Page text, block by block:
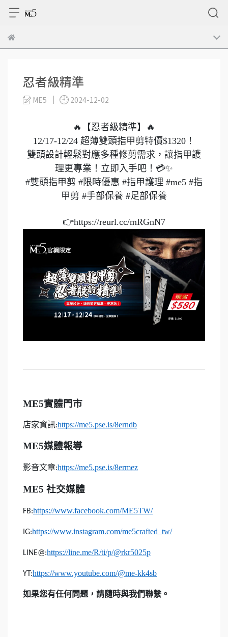
忍者級精準
ME5 2024-12-02
🔥【忍者級精準】🔥
12/17-12/24 超薄雙頭指甲剪特價$1320！
雙頭設計輕鬆對應多種修剪需求，讓指甲護
理更專業！立即入手吧！💳✨
#雙頭指甲剪 #限時優惠 #指甲護理 #me5 #指
甲剪 #手部保養 #足部保養
👉https://reurl.cc/mRGnN7
ME5實體門市
店家資訊:https://me5.pse.is/8erndb
ME5媒體報導
影音文章:https://me5.pse.is/8ermez
ME5 社交媒體
FB:https://www.facebook.com/ME5TW/
IG:https://www.instagram.com/me5crafted_tw/
LINE@:https://line.me/R/ti/p/@rkr5025p
YT:https://www.youtube.com/@me-kk4sb
如果您有任何問題，請隨時與我們聯繫。